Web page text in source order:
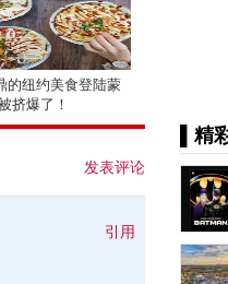
的纽约美食登陆蒙
挤爆了！
发表评论
引用
▌精